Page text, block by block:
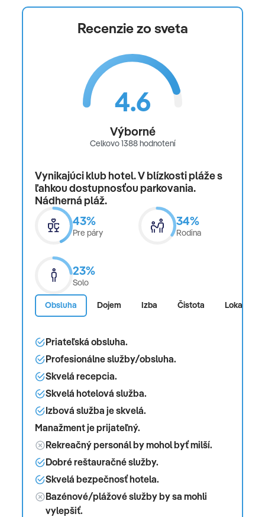
22.4.2027 budú operované s medzipristátim v Košiciach
nasledovne BTS-KSC-SLL-KSC-BTS.
Recenzie zo sveta
4.6
Výborné
Celkovo 1388 hodnotení
Vynikajúci klub hotel. V blízkosti pláže s
ľahkou dostupnosťou parkovania.
Nádherná pláž.
43%
Pre páry
34%
Rodina
23%
Solo
Obsluha Dojem Izba Čistota Lokalita
Priateľská obsluha.
Profesionálne služby/obsluha.
Skvelá recepcia.
Skvelá hotelová služba.
Izbová služba je skvelá.
Manažment je prijateľný.
Rekreačný personál by mohol byť milší.
Dobré reštauračné služby.
Skvelá bezpečnosť hotela.
Bazénové/plážové služby by sa mohli
vylepšiť.